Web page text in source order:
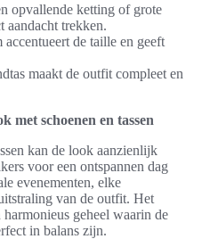
opvallende ketting of grote
aandacht trekken.
accentueert de taille en geeft
maakt de outfit compleet en
met schoenen en tassen
kan de look aanzienlijk
voor een ontspannen dag
evenementen, elke
van de outfit. Het
geheel waarin de
in balans zijn.